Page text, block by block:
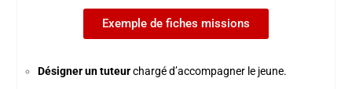
Exemple de fiches missions
Désigner un tuteurchargé d’accompagner le jeune.